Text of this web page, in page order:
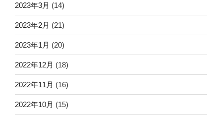
2023年3月 (14)
2023年2月 (21)
2023年1月 (20)
2022年12月 (18)
2022年11月 (16)
2022年10月 (15)